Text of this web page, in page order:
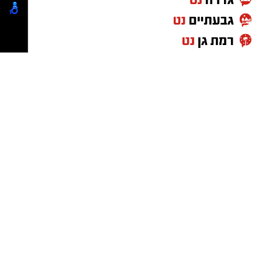
המשתתפים מיצג שיישאר כמזכרת לרשות
המקומית שבה נערך האירוע.